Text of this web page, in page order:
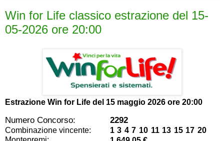
Win for Life classico estrazione del 15-
05-2026 ore 20:00
Estrazione Win for Life del 15 maggio 2026 ore 20:00
Numero Concorso: 2292
Combinazione vincente:
1 3 4 7 10 11 13 15 17 20